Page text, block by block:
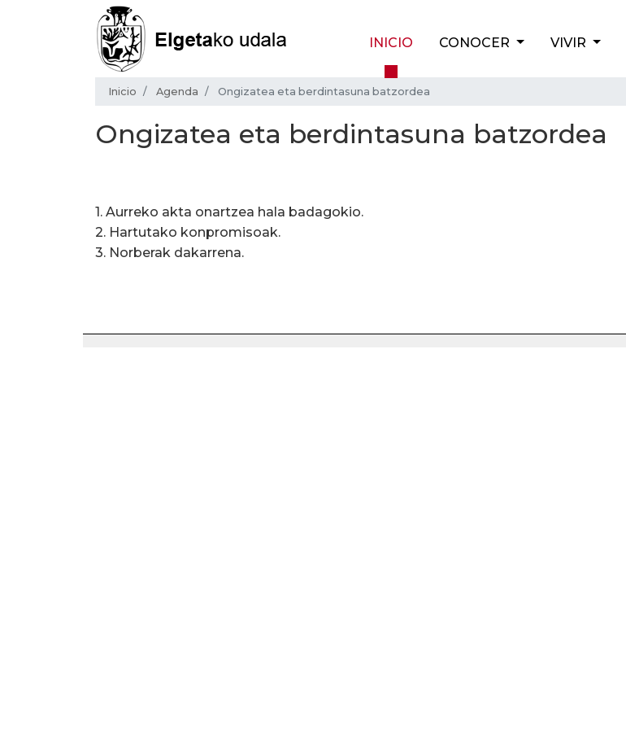
INICIO CONOCER VIVIR
Inicio Agenda Ongizatea eta berdintasuna batzordea
Ongizatea eta berdintasuna batzordea
1. Aurreko akta onartzea hala badagokio.
2. Hartutako konpromisoak.
3. Norberak dakarrena.